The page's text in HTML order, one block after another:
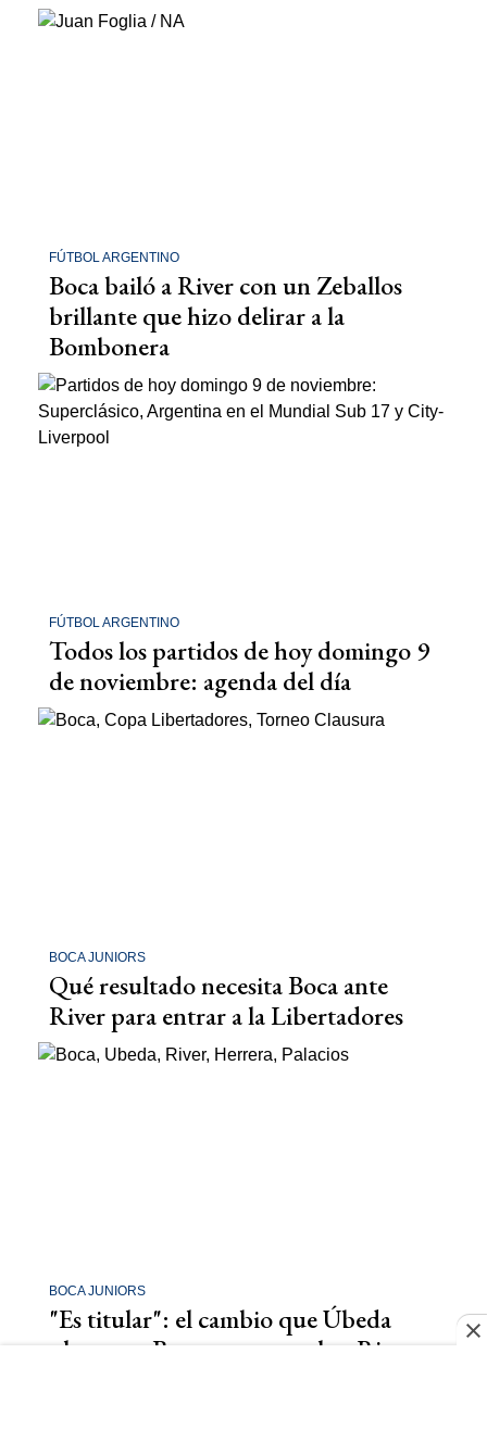
FÚTBOL ARGENTINO
Boca bailó a River con un Zeballos
brillante que hizo delirar a la
Bombonera
FÚTBOL ARGENTINO
Todos los partidos de hoy domingo 9
de noviembre: agenda del día
BOCA JUNIORS
Qué resultado necesita Boca ante
River para entrar a la Libertadores
BOCA JUNIORS
"Es titular": el cambio que Úbeda
planea en Boca para ganarle a River